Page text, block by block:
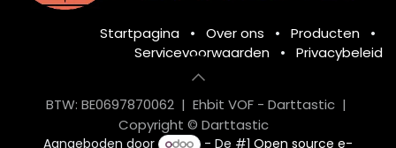
Startpagina • Over ons • Producten
•
Servicevoorwaarden
• Privacybeleid
BTW: BE0697870062 | Ehbit VOF - Darttastic |
Copyright © Darttastic
Aangeboden door - De #1Open source e-